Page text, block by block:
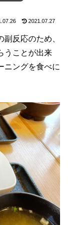
2021.07.27
反応のため、
うことが出来
ニングを食べに